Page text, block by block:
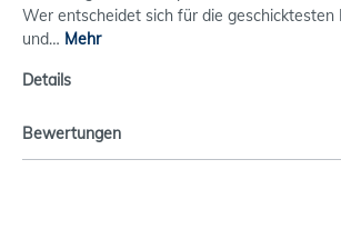
Wer entscheidet sich für die geschicktesten
und… Mehr
Details
Bewertungen